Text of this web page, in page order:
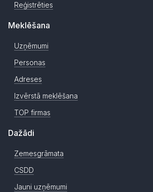
Reģistrēties
Meklēšana
Uzņēmumi
Personas
Adreses
Izvērstā meklēšana
TOP firmas
Dažādi
Zemesgrāmata
CSDD
Jauni uzņēmumi